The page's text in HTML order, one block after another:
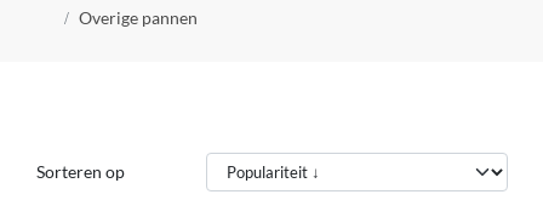
Kruimelpad
Overige pannen
Sorteren op